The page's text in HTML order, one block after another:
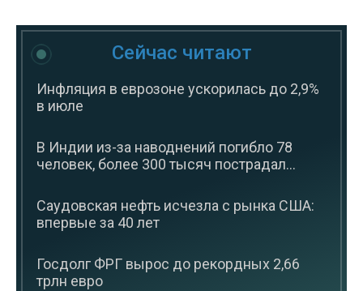
Сейчас читают
Инфляция в еврозоне ускорилась до 2,9%
в июле
В Индии из-за наводнений погибло 78
человек, более 300 тысяч пострадал...
Саудовская нефть исчезла с рынка США:
впервые за 40 лет
Госдолг ФРГ вырос до рекордных 2,66
трлн евро